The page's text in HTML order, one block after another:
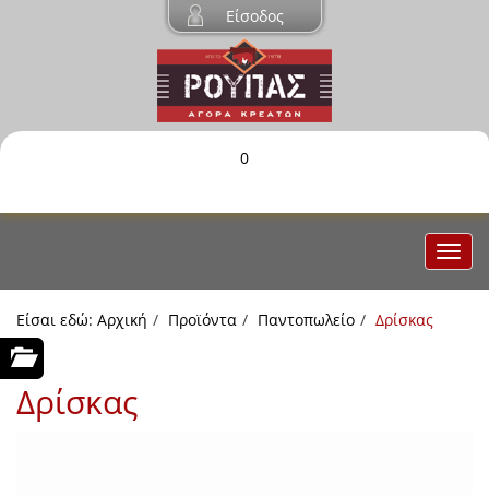
Είσοδος
0
Είσαι εδώ: Αρχική Προϊόντα Παντοπωλείο Δρίσκας
Δρίσκας